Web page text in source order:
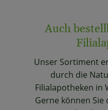
Auch
Unser Sortiment
durch die
Filialapotheken in
Gerne können